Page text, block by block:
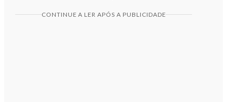
CONTINUE A LER APÓS A PUBLICIDADE